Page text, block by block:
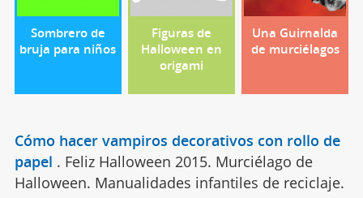
Sombrero de
bruja para niños
Figuras de
Halloween en
origami
Una Guirnalda
de murciélagos
Cómo hacer vampiros decorativos con rollo de
papel . Feliz Halloween 2015. Murciélago de
Halloween. Manualidades infantiles de reciclaje.